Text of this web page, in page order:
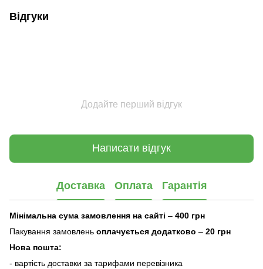
Відгуки
Додайте перший відгук
Написати відгук
Доставка Оплата Гарантія
Мінімальна сума замовлення на сайті – 400 грн
Пакування замовлень оплачується додатково – 20 грн
Нова пошта:
- вартість доставки за тарифами перевізника